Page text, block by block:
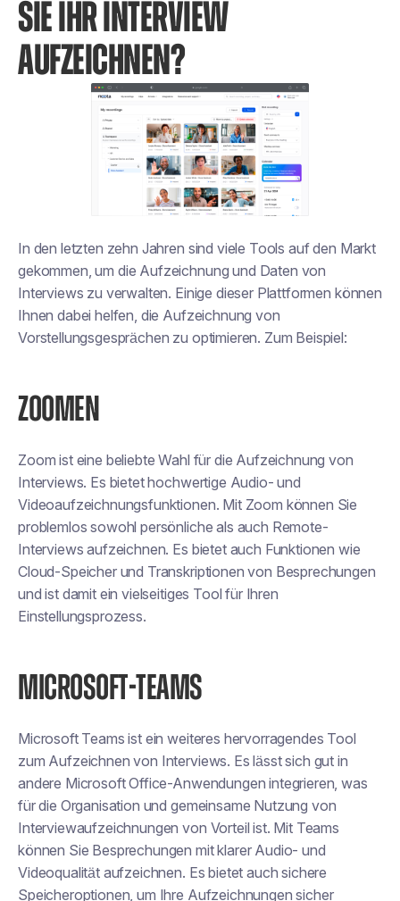
SIE IHR INTERVIEW
AUFZEICHNEN?
In den letzten zehn Jahren sind viele Tools auf den Markt
gekommen, um die Aufzeichnung und Daten von
Interviews zu verwalten. Einige dieser Plattformen können
Ihnen dabei helfen, die Aufzeichnung von
Vorstellungsgesprächen zu optimieren. Zum Beispiel:
ZOOMEN
Zoom ist eine beliebte Wahl für die Aufzeichnung von
Interviews. Es bietet hochwertige Audio- und
Videoaufzeichnungsfunktionen. Mit Zoom können Sie
problemlos sowohl persönliche als auch Remote-
Interviews aufzeichnen. Es bietet auch Funktionen wie
Cloud-Speicher und Transkriptionen von Besprechungen
und ist damit ein vielseitiges Tool für Ihren
Einstellungsprozess.
MICROSOFT-TEAMS
Microsoft Teams ist ein weiteres hervorragendes Tool
zum Aufzeichnen von Interviews. Es lässt sich gut in
andere Microsoft Office-Anwendungen integrieren, was
für die Organisation und gemeinsame Nutzung von
Interviewaufzeichnungen von Vorteil ist. Mit Teams
können Sie Besprechungen mit klarer Audio- und
Videoqualität aufzeichnen. Es bietet auch sichere
Speicheroptionen, um Ihre Aufzeichnungen sicher